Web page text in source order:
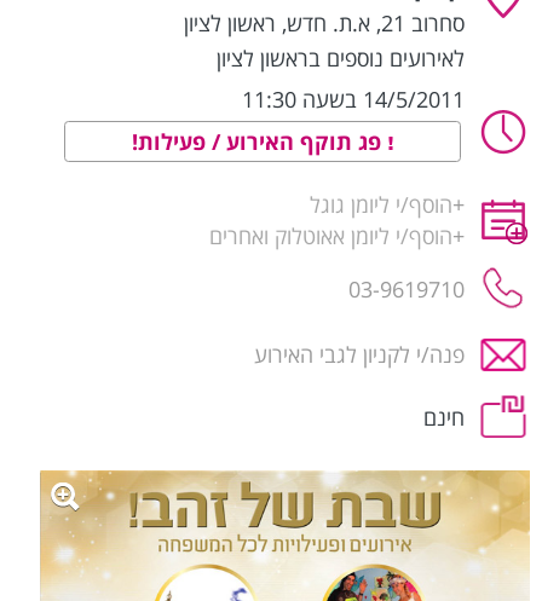
סחרוב 21, א.ת. חדש , ראשון לציון
לאירועים נוספים בראשון לציון
14/5/2011 בשעה 11:30
פג תוקף האירוע / פעילות!
+הוסף/י ליומן גוגל
+הוסף/י ליומן אאוטלוק ואחרים
03-9619710
פנה/י לקניון לגבי האירוע
חינם